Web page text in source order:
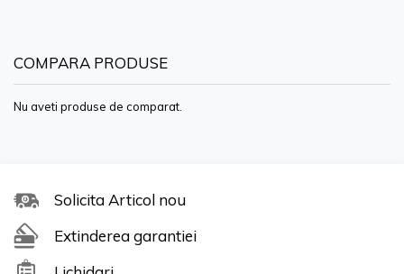
COMPARA PRODUSE
Nu aveti produse de comparat.
Solicita Articol nou
Extinderea garantiei